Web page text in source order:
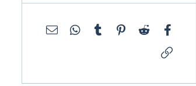
فيسبوك Reddit
Pinterest
Tumblr
WhatsApp